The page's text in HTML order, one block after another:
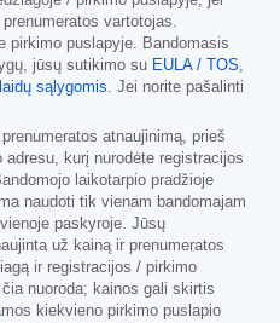
vartotojas.
pirkimo puslapyje. Bandomasis
jūsų sutikimo su EULA / TOS,
sąlygomis. Jei norite pašalinti
atnaujinimą, prieš
kurį nurodėte registracijos
laikotarpio pradžioje
naudoti tik vienam bandomajam
paskyroje. Jūsų
už kainą ir prenumeratos
ir registracijos / pirkimo
nuoroda; kainos gali skirtis
kiekvieno pirkimo puslapio